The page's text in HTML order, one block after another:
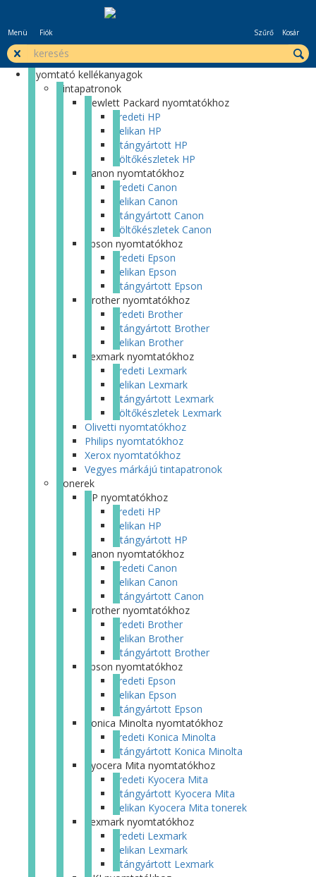
Menü Fiók Szűrő Kosár
Nyomtató kellékanyagok
Tintapatronok
Hewlett Packard nyomtatókhoz
Eredeti HP
Pelikan HP
Utángyártott HP
Töltőkészletek HP
Canon nyomtatókhoz
Eredeti Canon
Pelikan Canon
Utángyártott Canon
Töltőkészletek Canon
Epson nyomtatókhoz
Eredeti Epson
Pelikan Epson
Utángyártott Epson
Brother nyomtatókhoz
Eredeti Brother
Utángyártott Brother
Pelikan Brother
Lexmark nyomtatókhoz
Eredeti Lexmark
Pelikan Lexmark
Utángyártott Lexmark
Töltőkészletek Lexmark
Olivetti nyomtatókhoz
Philips nyomtatókhoz
Xerox nyomtatókhoz
Vegyes márkájú tintapatronok
Tonerek
HP nyomtatókhoz
Eredeti HP
Pelikan HP
Utángyártott HP
Canon nyomtatókhoz
Eredeti Canon
Pelikan Canon
Utángyártott Canon
Brother nyomtatókhoz
Eredeti Brother
Pelikan Brother
Utángyártott Brother
Epson nyomtatókhoz
Eredeti Epson
Pelikan Epson
Utángyártott Epson
Konica Minolta nyomtatókhoz
Eredeti Konica Minolta
Utángyártott Konica Minolta
Kyocera Mita nyomtatókhoz
Eredeti Kyocera Mita
Utángyártott Kyocera Mita
Pelikan Kyocera Mita tonerek
Lexmark nyomtatókhoz
Eredeti Lexmark
Pelikan Lexmark
Utángyártott Lexmark